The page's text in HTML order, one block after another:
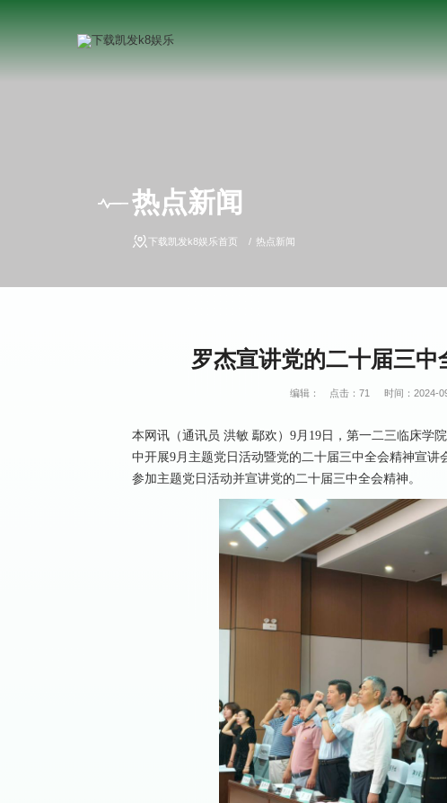
热点新闻
下载凯发k8娱乐首页 热点新闻
罗杰宣讲党的二十届三
编辑： 点击：71 时间：2024-
本网讯（通讯员 洪敏 鄢欢）9月19日，第一二三临床学
中开展9月主题党日活动暨党的二十届三中全会精神宣
参加主题党日活动并宣讲党的二十届三中全会精神。